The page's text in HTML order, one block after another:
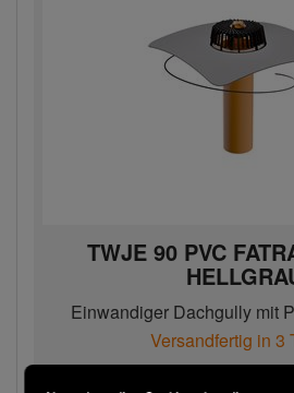
TWJE 90 PVC
Einwandiger Dachgully mit
beheizbar, DN
Versandfertig in 3
171,00 € /